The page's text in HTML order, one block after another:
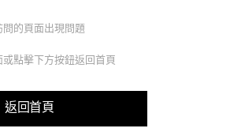
的頁面出現問題
點擊下方按鈕返回首頁
返回首頁